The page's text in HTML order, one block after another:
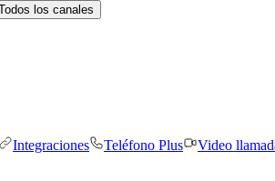
los canales
Integraciones Teléfono Plus Video